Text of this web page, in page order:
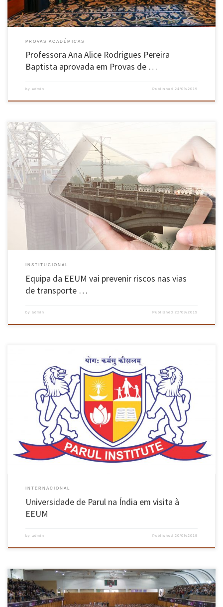
PROVAS ACADÉMICAS
Professora Ana Alice Rodrigues Pereira
Baptista aprovada em Provas de …
by admin Published 24/09/2019
Uma equipa da Escola de Engenharia da Universidade do Minho está a estudar o
funcionamento da rede rodoferroviária na Europa perante riscos naturais e humanos, como
incêndios, tempestades, derrocadas, atos de suicídio e choques. Os investigadores
pretendem criar modelos preditivos do impacto e frequência daquelas ocorrências, conceber
uma app de […]
INSTITUCIONAL
Equipa da EEUM vai prevenir riscos nas vias
de transporte …
by admin Published 22/09/2019
A Escola de Engenharia da Universidade do Minho recebeu, no passado dia 20 de setembro, a
Universidade de Parul, da Índia. A universidade indiana fez-se representar por Preeti Nair,
Professora Associada e Diretora do Gabinete de Internacionalização, e foi recebida pelo
Presidente da Escola de Engenharia, João L. Monteiro, bem […]
INTERNACIONAL
Universidade de Parul na Índia em visita à
EEUM
by admin Published20/09/2019